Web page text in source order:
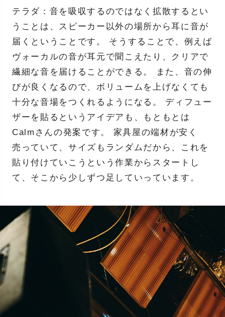
テラダ：音を吸収するのではなく拡散するとい
うことは、スピーカー以外の場所から耳に音が
届くということです。 そうすることで、例えば
ヴォーカルの音が耳元で聞こえたり、クリアで
繊細な音を届けることができる。 また、音の伸
びが良くなるので、ボリュームを上げなくても
十分な音場をつくれるようになる。 ディフュー
ザーを貼るというアイデアも、もともとは
Calmさんの発案です。 家具屋の端材が安く
売っていて、サイズもランダムだから、これを
貼り付けていこうという作業からスタートし
て、そこから少しずつ足していっています。